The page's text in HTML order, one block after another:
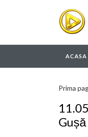
ACASA
Prima
Gușă